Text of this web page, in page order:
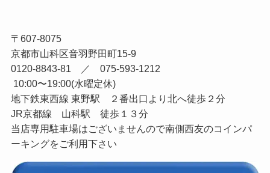
〒607-8075
京都市山科区音羽野田町15-9
0120-8843-81 ／ 075-593-1212
10:00〜19:00(水曜定休)
地下鉄東西線 東野駅 ２番出口より北へ徒歩２分
JR京都線 山科駅 徒歩１３分
当店専用駐車場はございませんので南側西友のコインパ
ーキングをご利用下さい